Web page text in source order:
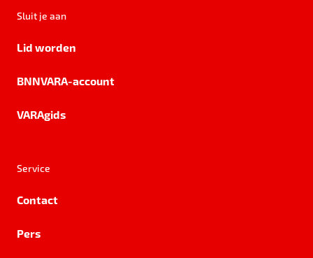
Sluit je aan
Lid worden
BNNVARA-account
VARAgids
Service
Contact
Pers